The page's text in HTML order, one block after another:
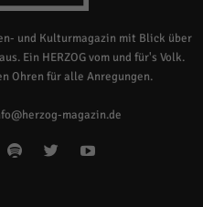
und Kulturmagazin mit Blick über
Ein HERZOG vom und für's Volk.
Ohren für alle Anregungen.
magazin.de